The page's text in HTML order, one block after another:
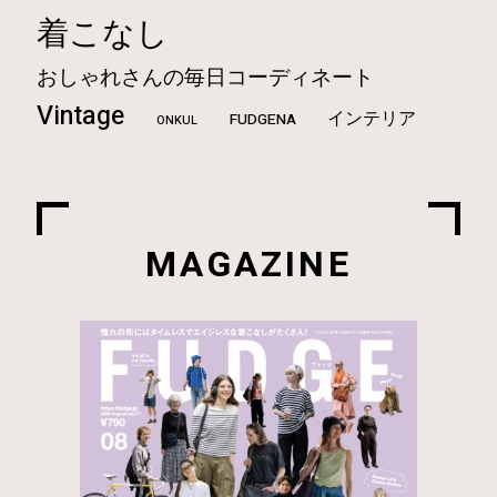
着こなし
おしゃれさんの毎日コーディネート
Vintage ONKUL FUDGENA インテリア
MAGAZINE